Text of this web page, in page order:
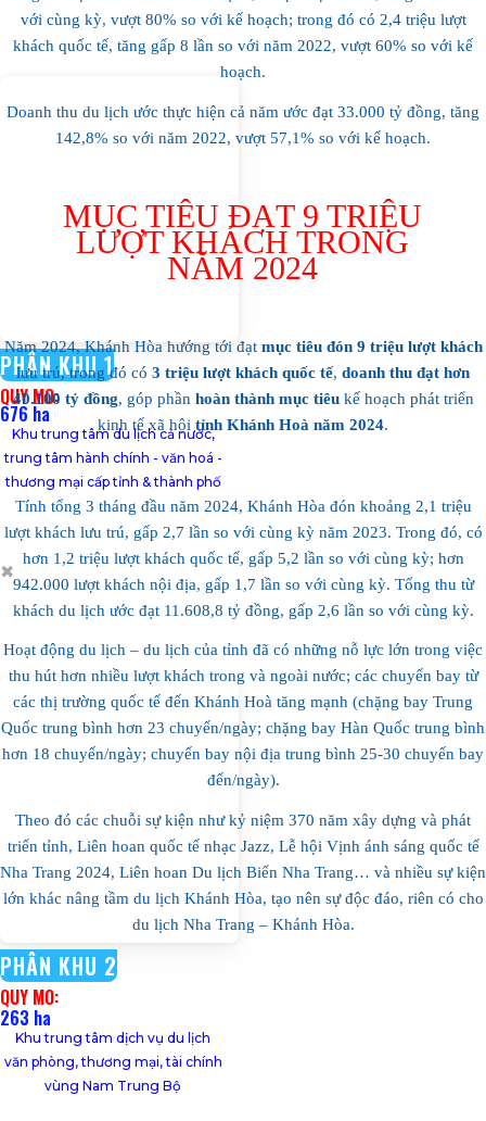
PHÂN KHU 1
QUY MÔ:
676 ha
Khu trung tâm du lịch cả nước,
trung tâm hành chính - văn hoá -
thương mại cấp tỉnh & thành phố
✖
PHÂN KHU 2
QUY MÔ:
263 ha
Khu trung tâm dịch vụ du lịch
văn phòng, thương mại, tài chính
vùng Nam Trung Bộ
với cùng kỳ, vượt 80% so với kế hoạch; trong đó có 2,4 triệu lượt
khách quốc tế, tăng gấp 8 lần so với năm 2022, vượt 60% so với kế
hoạch.
Doanh thu du lịch ước thực hiện cả năm ước đạt 33.000 tỷ đồng, tăng
142,8% so với năm 2022, vượt 57,1% so với kế hoạch.
MỤC TIÊU ĐẠT 9 TRIỆU
LƯỢT KHÁCH TRONG
NĂM 2024
Năm 2024, Khánh Hòa hướng tới đạt mục tiêu đón 9 triệu lượt khách
lưu trú, trong đó có 3 triệu lượt khách quốc tế, doanh thu đạt hơn
40.100 tỷ đồng, góp phần hoàn thành mục tiêukế hoạch phát triển
kinh tế xã hội tỉnh Khánh Hoà năm 2024.
Tính tổng 3 tháng đầu năm 2024, Khánh Hòa đón khoảng 2,1 triệu
lượt khách lưu trú, gấp 2,7 lần so với cùng kỳ năm 2023. Trong đó, có
hơn 1,2 triệu lượt khách quốc tế, gấp 5,2 lần so với cùng kỳ; hơn
942.000 lượt khách nội địa, gấp 1,7 lần so với cùng kỳ. Tổng thu từ
khách du lịch ước đạt 11.608,8 tỷ đồng, gấp 2,6 lần so với cùng kỳ.
Hoạt động du lịch – du lịch của tỉnh đã có những nỗ lực lớn trong việc
thu hút hơn nhiều lượt khách trong và ngoài nước; các chuyến bay từ
các thị trường quốc tế đến Khánh Hoà tăng mạnh (chặng bay Trung
Quốc trung bình hơn 23 chuyến/ngày; chặng bay Hàn Quốc trung bình
hơn 18 chuyến/ngày; chuyến bay nội địa trung bình 25-30 chuyến bay
đến/ngày).
Theo đó các chuỗi sự kiện như kỷ niệm 370 năm xây dựng và phát
triển tỉnh, Liên hoan quốc tế nhạc Jazz, Lễ hội Vịnh ánh sáng quốc tế
Nha Trang 2024, Liên hoan Du lịch Biển Nha Trang… và nhiều sự kiện
lớn khác nâng tầm du lịch Khánh Hòa, tạo nên sự độc đáo, riên có cho
du lịch Nha Trang – Khánh Hòa.
Trong dịp lễ 30/4, Khánh Hòa đón gần
87,4%; doanh thu toàn ngành đạt hơn
1.300 tỷ đồng.